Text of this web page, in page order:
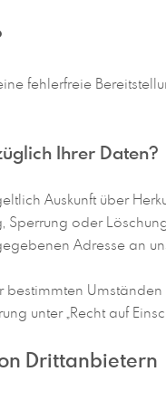
fehlerfreie
Ihrer Daten?
Auskunft über
Sperrung oder
Adresse an
bestimmten
unter „Recht auf
Drittanbietern